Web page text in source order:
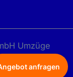
anfragen
Umzüge